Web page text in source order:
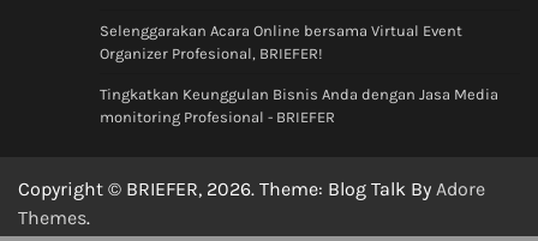
Selenggarakan Acara Online bersama Virtual Event
Organizer Profesional, BRIEFER!
Tingkatkan Keunggulan Bisnis Anda dengan Jasa Media
monitoring Profesional - BRIEFER
Copyright © BRIEFER, 2026. Theme: Blog Talk By Adore
Themes.